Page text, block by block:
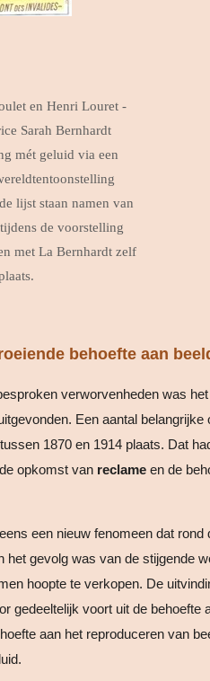
en Henri Louret -
Sarah Bernhardt
mét geluid via een
lijst staan namen van
de voorstelling
met La Bernhardt zelf
behoefte aan
verworvenheden was
Een aantal
1870 en 1914 plaats. Dat
opkomst van reclame en de
een nieuw fenomeen dat rond
het gevolg was van de stijgende
hoopte te verkopen. De
gedeeltelijk voort uit de behoefte
aan het reproduceren van